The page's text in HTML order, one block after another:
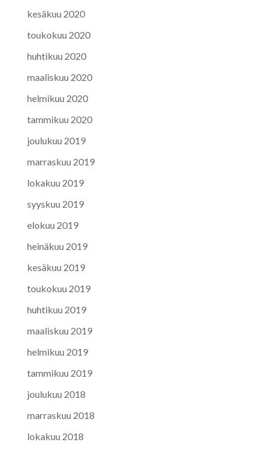
kesäkuu 2020
toukokuu 2020
huhtikuu 2020
maaliskuu 2020
helmikuu 2020
tammikuu 2020
joulukuu 2019
marraskuu 2019
lokakuu 2019
syyskuu 2019
elokuu 2019
heinäkuu 2019
kesäkuu 2019
toukokuu 2019
huhtikuu 2019
maaliskuu 2019
helmikuu 2019
tammikuu 2019
joulukuu 2018
marraskuu 2018
lokakuu 2018